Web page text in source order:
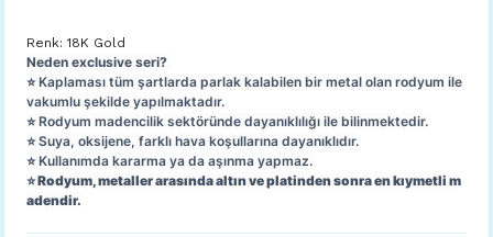
Renk: 18K Gold
Neden exclusive seri?
⭐️ Kaplaması tüm şartlarda parlak kalabilen bir metal olan rodyum ile
vakumlu şekilde yapılmaktadır.
⭐️ Rodyum madencilik sektöründe dayanıklılığı ile bilinmektedir.
⭐️ Suya, oksijene, farklı hava koşullarına dayanıklıdır.
⭐️ Kullanımda kararma ya da aşınma yapmaz.
⭐️ Rodyum, metaller arasında altın ve platinden sonra en kıymetli m
adendir.